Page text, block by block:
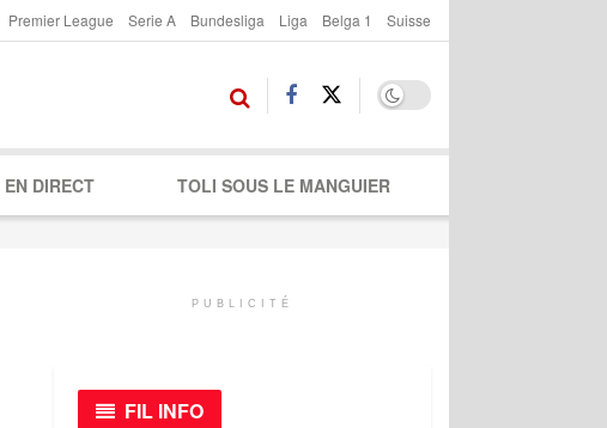
Premier League Serie A Bundesliga Liga Belga 1 Suisse
EN DIRECT TOLI SOUS LE MANGUIER
PUBLICITÉ
FIL INFO